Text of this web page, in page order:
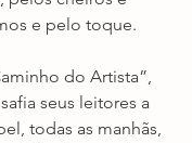
e pelo toque.
do Artista”,
seus leitores a
todas as manhãs,